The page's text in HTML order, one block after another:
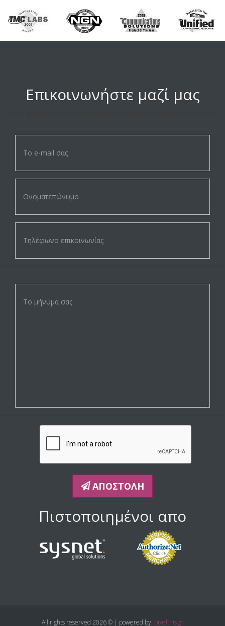
Επικοινωνήστε μαζί μας
ΑΠΟΣΤΟΛΉ
Πιστοποιημένοι απο
All rights reserved 2026 © | powered by: pixelthis.gr